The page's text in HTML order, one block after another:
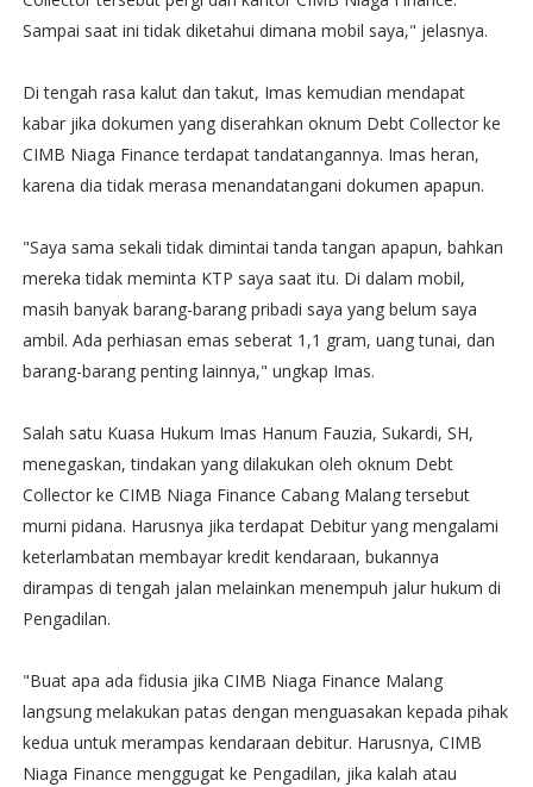
Sampai saat ini tidak diketahui dimana mobil saya," jelasnya.
Di tengah rasa kalut dan takut, Imas kemudian mendapat
kabar jika dokumen yang diserahkan oknum Debt Collector ke
CIMB Niaga Finance terdapat tandatangannya. Imas heran,
karena dia tidak merasa menandatangani dokumen apapun.
"Saya sama sekali tidak dimintai tanda tangan apapun, bahkan
mereka tidak meminta KTP saya saat itu. Di dalam mobil,
masih banyak barang-barang pribadi saya yang belum saya
ambil. Ada perhiasan emas seberat 1,1 gram, uang tunai, dan
barang-barang penting lainnya," ungkap Imas.
Salah satu Kuasa Hukum Imas Hanum Fauzia, Sukardi, SH,
menegaskan, tindakan yang dilakukan oleh oknum Debt
Collector ke CIMB Niaga Finance Cabang Malang tersebut
murni pidana. Harusnya jika terdapat Debitur yang mengalami
keterlambatan membayar kredit kendaraan, bukannya
dirampas di tengah jalan melainkan menempuh jalur hukum di
Pengadilan.
"Buat apa ada fidusia jika CIMB Niaga Finance Malang
langsung melakukan patas dengan menguasakan kepada pihak
kedua untuk merampas kendaraan debitur. Harusnya, CIMB
Niaga Finance menggugat ke Pengadilan, jika kalah atau